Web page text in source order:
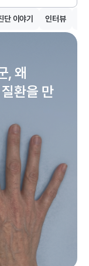
단 이야기 인터뷰
, 왜
환을 만